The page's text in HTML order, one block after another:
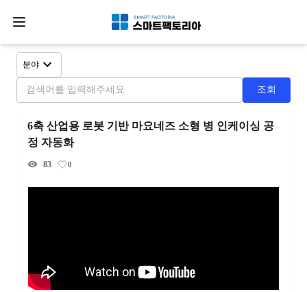
분야
조회
6축 산업용 로봇 기반 마요네즈 소형 병 인케이싱 공
정 자동화
83 0